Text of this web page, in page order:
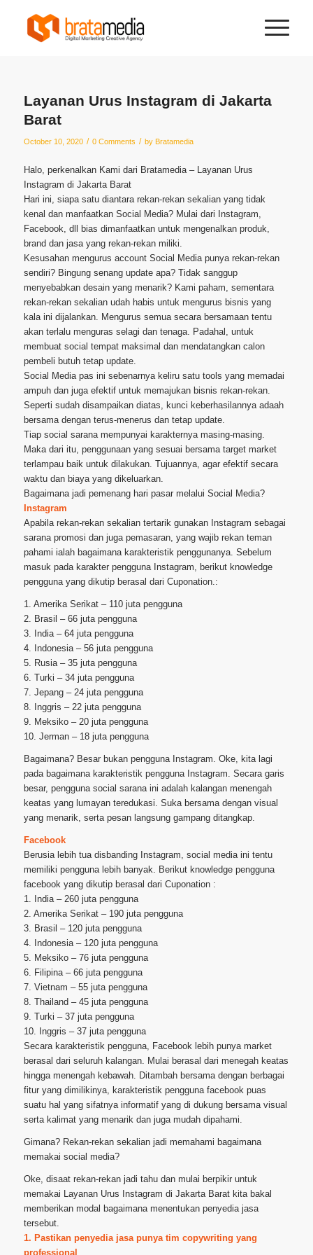
Layanan Urus Instagram di Jakarta
Barat
October 10, 2020 / 0 Comments / by Bratamedia
Halo, perkenalkan Kami dari Bratamedia – Layanan Urus
Instagram di Jakarta Barat
Hari ini, siapa satu diantara rekan-rekan sekalian yang tidak
kenal dan manfaatkan Social Media? Mulai dari Instagram,
Facebook, dll bias dimanfaatkan untuk mengenalkan produk,
brand dan jasa yang rekan-rekan miliki.
Kesusahan mengurus account Social Media punya rekan-rekan
sendiri? Bingung senang update apa? Tidak sanggup
menyebabkan desain yang menarik? Kami paham, sementara
rekan-rekan sekalian udah habis untuk mengurus bisnis yang
kala ini dijalankan. Mengurus semua secara bersamaan tentu
akan terlalu menguras selagi dan tenaga. Padahal, untuk
membuat social tempat maksimal dan mendatangkan calon
pembeli butuh tetap update.
Social Media pas ini sebenarnya keliru satu tools yang memadai
ampuh dan juga efektif untuk memajukan bisnis rekan-rekan.
Seperti sudah disampaikan diatas, kunci keberhasilannya adaah
bersama dengan terus-menerus dan tetap update.
Tiap social sarana mempunyai karakternya masing-masing.
Maka dari itu, penggunaan yang sesuai bersama target market
terlampau baik untuk dilakukan. Tujuannya, agar efektif secara
waktu dan biaya yang dikeluarkan.
Bagaimana jadi pemenang hari pasar melalui Social Media?
Instagram
Apabila rekan-rekan sekalian tertarik gunakan Instagram sebagai
sarana promosi dan juga pemasaran, yang wajib rekan teman
pahami ialah bagaimana karakteristik penggunanya. Sebelum
masuk pada karakter pengguna Instagram, berikut knowledge
pengguna yang dikutip berasal dari Cuponation.:
1. Amerika Serikat – 110 juta pengguna
2. Brasil – 66 juta pengguna
3. India – 64 juta pengguna
4. Indonesia – 56 juta pengguna
5. Rusia – 35 juta pengguna
6. Turki – 34 juta pengguna
7. Jepang – 24 juta pengguna
8. Inggris – 22 juta pengguna
9. Meksiko – 20 juta pengguna
10. Jerman – 18 juta pengguna
Bagaimana? Besar bukan pengguna Instagram. Oke, kita lagi
pada bagaimana karakteristik pengguna Instagram. Secara garis
besar, pengguna social sarana ini adalah kalangan menengah
keatas yang lumayan teredukasi. Suka bersama dengan visual
yang menarik, serta pesan langsung gampang ditangkap.
Facebook
Berusia lebih tua disbanding Instagram, social media ini tentu
memiliki pengguna lebih banyak. Berikut knowledge pengguna
facebook yang dikutip berasal dari Cuponation :
1. India – 260 juta pengguna
2. Amerika Serikat – 190 juta pengguna
3. Brasil – 120 juta pengguna
4. Indonesia – 120 juta pengguna
5. Meksiko – 76 juta pengguna
6. Filipina – 66 juta pengguna
7. Vietnam – 55 juta pengguna
8. Thailand – 45 juta pengguna
9. Turki – 37 juta pengguna
10. Inggris – 37 juta pengguna
Secara karakteristik pengguna, Facebook lebih punya market
berasal dari seluruh kalangan. Mulai berasal dari menegah keatas
hingga menengah kebawah. Ditambah bersama dengan berbagai
fitur yang dimilikinya, karakteristik pengguna facebook puas
suatu hal yang sifatnya informatif yang di dukung bersama visual
serta kalimat yang menarik dan juga mudah dipahami.
Gimana? Rekan-rekan sekalian jadi memahami bagaimana
memakai social media?
Oke, disaat rekan-rekan jadi tahu dan mulai berpikir untuk
memakai Layanan Urus Instagram di Jakarta Barat kita bakal
memberikan modal bagaimana menentukan penyedia jasa
tersebut.
1. Pastikan penyedia jasa punya tim copywriting yang
professional